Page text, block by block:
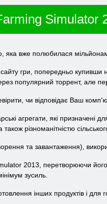
Simulator
вже полюбилася мільйонам
гри, попередньо купивши
популярний торрент, але
чи відповідає Ваш
агрегати, які призначені
різноманітністю
та завантаження),
2013, перетворюючи
зусиль.
інших продуктів і для